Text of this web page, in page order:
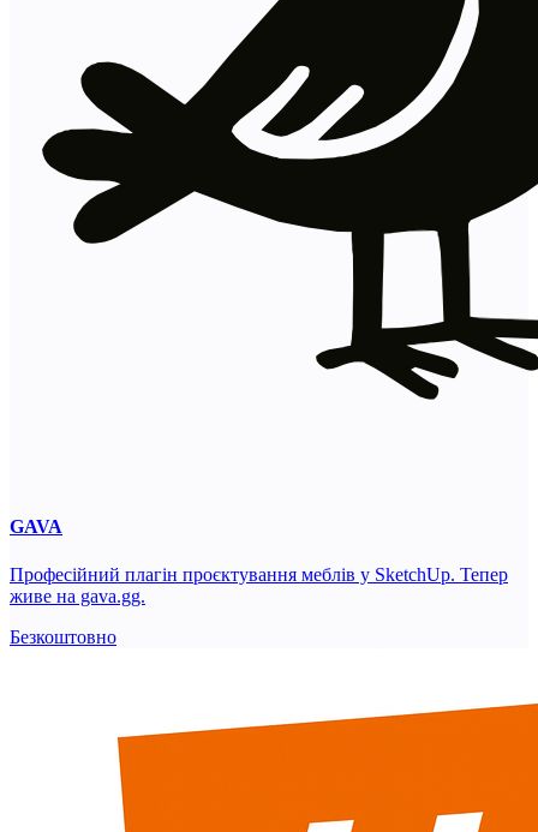
GAVA
Професійний плагін проєктування меблів у SketchUp. Тепер
живе на gava.gg.
Безкоштовно